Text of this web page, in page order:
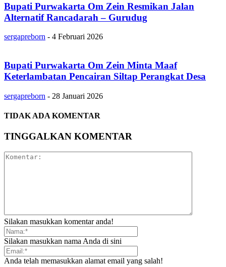
Bupati Purwakarta Om Zein Resmikan Jalan
Alternatif Rancadarah – Gurudug
sergapreborn - 4 Februari 2026
Bupati Purwakarta Om Zein Minta Maaf
Keterlambatan Pencairan Siltap Perangkat Desa
sergapreborn - 28 Januari 2026
TIDAK ADA KOMENTAR
TINGGALKAN KOMENTAR
Silakan masukkan komentar anda!
Silakan masukkan nama Anda di sini
Anda telah memasukkan alamat email yang salah!